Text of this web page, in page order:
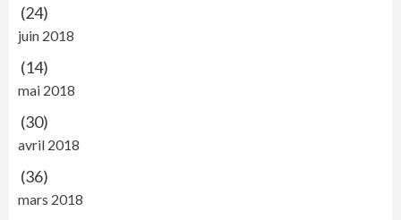
(24)
juin 2018
(14)
mai 2018
(30)
avril 2018
(36)
mars 2018